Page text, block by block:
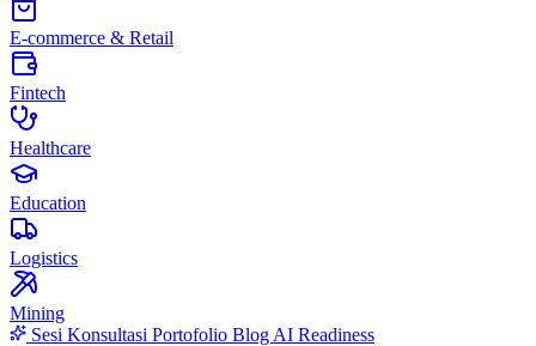
E-commerce & Retail
Fintech
Healthcare
Education
Logistics
Mining
Sesi Konsultasi Portofolio Blog AI Readiness